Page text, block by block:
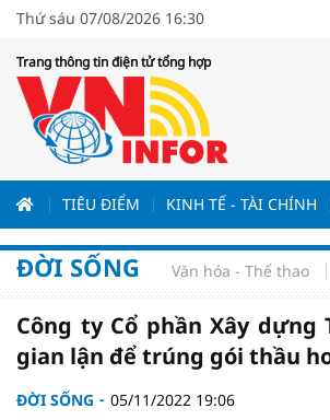
Thứ sáu 07/08/2026 16:30
Trang thông tin điện tử tổng hợp
TIÊU ĐIỂM KINH TẾ - TÀI CHÍNH
ĐỜI SỐNG Văn hóa - Thể thao
Công ty Cổ phần Xây dựng
gian lận để trúng gói thầu
ĐỜI SỐNG 05/11/2022 19:06